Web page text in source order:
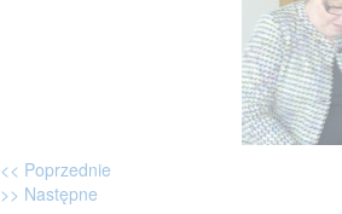
<< Poprzednie
>> Następne